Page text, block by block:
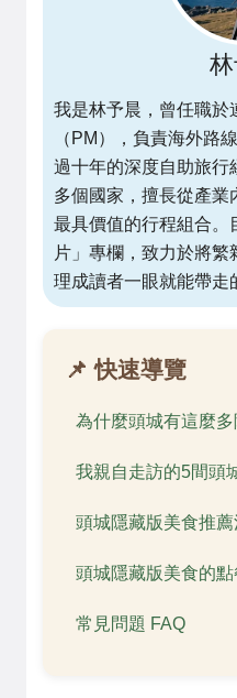
我是林予晨，曾任職於
（PM），負責海外路
過十年的深度自助旅行
多個國家，擅長從產業
最具價值的行程組合。
片」專欄，致力於將
理成讀者一眼就能帶走
📌 快速導覽
為什麼頭城有這麼多
我親自走訪的5間頭
頭城隱藏版美食推薦
頭城隱藏版美食的點
常見問題 FAQ